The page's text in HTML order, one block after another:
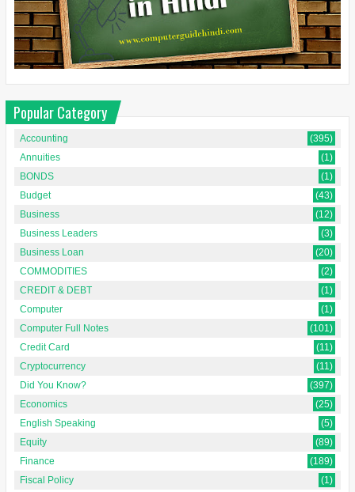
Popular Category
Accounting
(395)
Annuities
(1)
BONDS
(1)
Budget
(43)
Business
(12)
Business Leaders
(3)
Business Loan
(20)
COMMODITIES
(2)
CREDIT & DEBT
(1)
Computer
(1)
Computer Full Notes
(101)
Credit Card
(11)
Cryptocurrency
(11)
Did You Know?
(397)
Economics
(25)
English Speaking
(5)
Equity
(89)
Finance
(189)
Fiscal Policy
(1)